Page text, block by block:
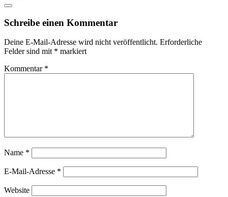
Schreibe einen Kommentar
Deine E-Mail-Adresse wird nicht veröffentlicht. Erforderliche
Felder sind mit * markiert
Kommentar *
Name *
E-Mail-Adresse *
Website